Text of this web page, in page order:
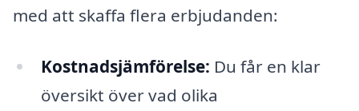
med att skaffa flera erbjudanden:
Kostnadsjämförelse: Du får en klar
översikt över vad olika